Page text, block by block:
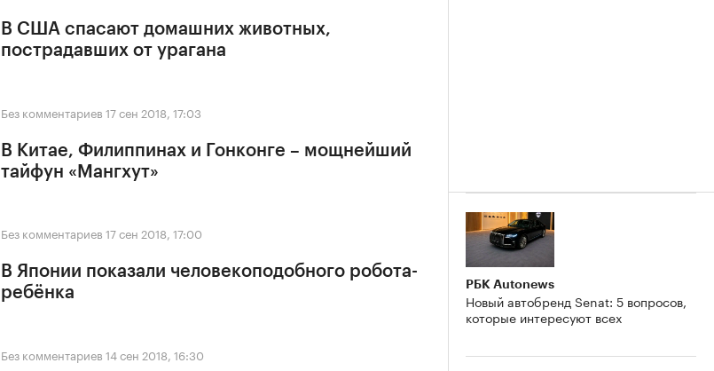
В США спасают домашних животных,
пострадавших от урагана
Без комментариев 17 сен 2018, 17:03
В Китае, Филиппинах и Гонконге – мощнейший
тайфун «Мангхут»
Без комментариев 17 сен 2018, 17:00
В Японии показали человекоподобного робота-
ребёнка
Без комментариев 14 сен 2018, 16:30
РБК Autonews
Новый автобренд Senat: 5 вопросов,
которые интересуют всех